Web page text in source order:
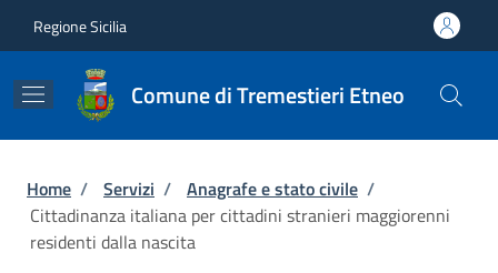
Regione Sicilia
Comune di Tremestieri Etneo
Briciole di pane
Home / Servizi / Anagrafe e stato civile /
Cittadinanza italiana per cittadini stranieri maggiorenni
residenti dalla nascita